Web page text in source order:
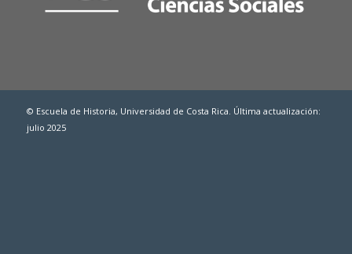
© Escuela de Historia, Universidad de Costa Rica. Última actualización:
julio 2025